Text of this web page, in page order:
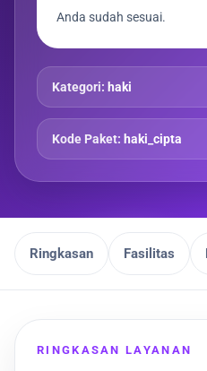
Anda sudah sesuai.
Kategori: haki
Kode Paket: haki_cipta
Ringkasan Fasilitas
RINGKASAN LAYANAN